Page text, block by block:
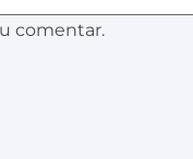
comentar.